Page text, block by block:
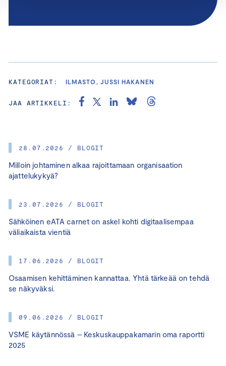
28.07.2026 / BLOGIT
Milloin johtaminen alkaa rajoittamaan organisaation
ajattelukykyä?
23.07.2026 / BLOGIT
Sähköinen eATA carnet on askel kohti digitaalisempaa
väliaikaista vientiä
17.06.2026 / BLOGIT
Osaamisen kehittäminen kannattaa. Yhtä tärkeää on tehdä
se näkyväksi.
09.06.2026 / BLOGIT
VSME käytännössä – Keskuskauppakamarin oma raportti
2025
KATEGORIAT: ILMASTO, JUSSI HAKANEN
JAA ARTIKKELI: